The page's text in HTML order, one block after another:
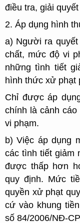
điều tra, giải
2. Áp dụng hình
a) Người ra
chất, mức độ vi
những tình tiết
hình thức xử phạt
Chỉ được áp
chính là cảnh
vi phạm.
b) Việc áp dụng
các tình tiết giảm
được thấp hơn
quy định. Mức
quyền xử phạt
cứ vào khung
số 84/2006/NĐ-